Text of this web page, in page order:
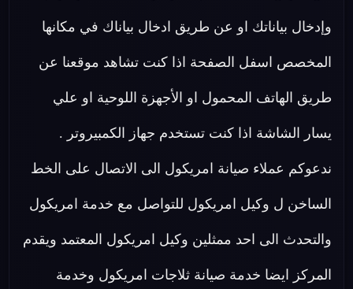
وإدخال بياناتك او عن طريق ادخال بياناك في مكانها
المخصص اسفل الصفحة اذا كنت تشاهد موقعنا عن
طريق الهاتف المحمول او الأجهزة اللوحية او علي
يسار الشاشة اذا كنت تستخدم جهاز الكمبيروتر .
ندعوكم عملاء صيانة امريكول الى الاتصال على الخط
الساخن ل وكيل امريكول للتواصل مع خدمة امريكول
والتحدث الى احد ممثلين وكيل امريكول المعتمد ويقدم
المركز ايضا خدمة صيانة ثلاجات امريكول وخدمة